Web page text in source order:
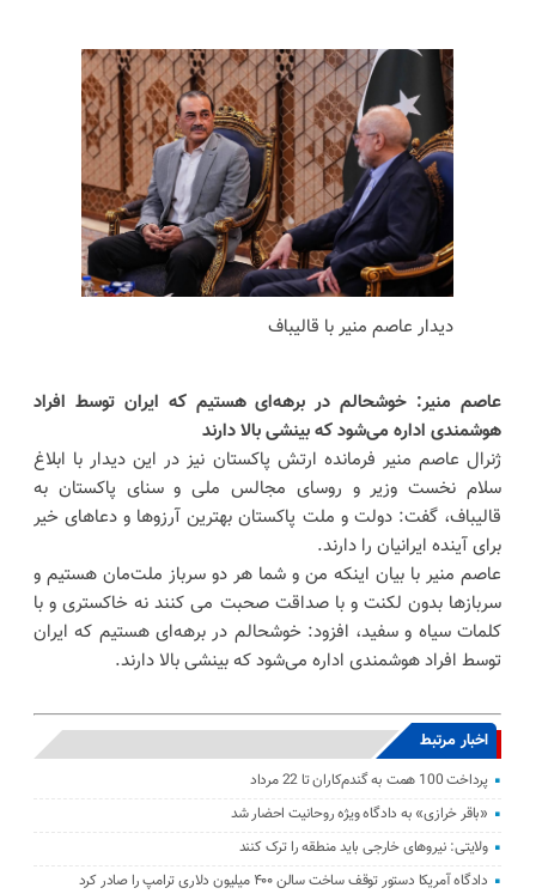
دیدار عاصم منیر با قالیباف
عاصم منیر: خوشحالم در برهه‌ای هستیم که ایران توسط افراد
هوشمندی اداره می‌شود که بینشی بالا دارند
ژنرال عاصم منیر فرمانده ارتش پاکستان نیز در این دیدار با ابلاغ
سلام نخست وزیر و روسای مجالس ملی و سنای پاکستان به
قالیباف، گفت: دولت و ملت پاکستان بهترین آرزوها و دعاهای خیر
برای آینده ایرانیان را دارند.
عاصم منیر با بیان اینکه من و شما هر دو سرباز ملت‌مان هستیم و
سربازها بدون لکنت و با صداقت صحبت می کنند نه خاکستری و با
کلمات سیاه و سفید، افزود: خوشحالم در برهه‌ای هستیم که ایران
توسط افراد هوشمندی اداره می‌شود که بینشی بالا دارند.
اخبار مرتبط
پرداخت 100 همت به گندم‌کاران تا 22 مرداد
«باقر خرازی» به دادگاه ویژه روحانیت احضار شد
ولایتی: نیرو‌های خارجی باید منطقه را ترک کنند
دادگاه آمریکا دستور توقف ساخت سالن ۴۰۰ میلیون دلاری ترامپ را صادر کرد